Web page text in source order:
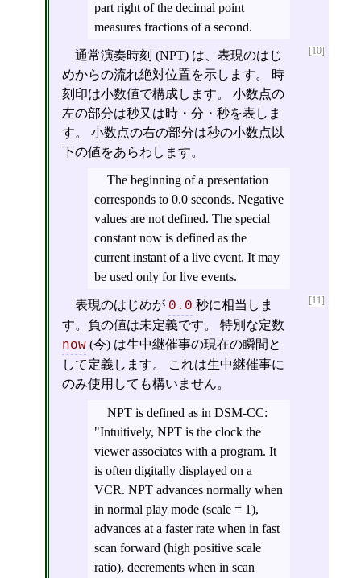
part right of the decimal point
measures fractions of a second.
[10]
通常演奏時刻 (NPT) は、表現のはじ
めからの流れ絶対位置を示します。 時
刻印は小数値で構成します。 小数点の
左の部分は秒又は時・分・秒を表しま
す。 小数点の右の部分は秒の小数点以
下の値をあらわします。
The beginning of a presentation
corresponds to 0.0 seconds. Negative
values are not defined. The special
constant now is defined as the
current instant of a live event. It may
be used only for live events.
[11]
表現のはじめが 0.0 秒に相当しま
す。負の値は未定義です。 特別な定数
now(今) は生中継催事の現在の瞬間と
して定義します。 これは生中継催事に
のみ使用しても構いません。
NPT is defined as in DSM-CC:
"Intuitively, NPT is the clock the
viewer associates with a program. It
is often digitally displayed on a
VCR. NPT advances normally when
in normal play mode (scale = 1),
advances at a faster rate when in fast
scan forward (high positive scale
ratio), decrements when in scan